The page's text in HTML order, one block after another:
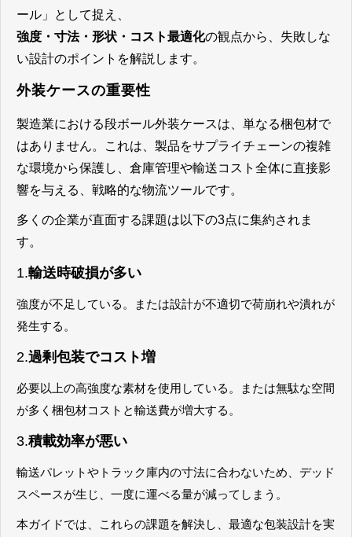
ール」として捉え、
強度・寸法・形状・コスト最適化の観点から、失敗しな
い設計のポイントを解説します。
外装ケースの重要性
製造業における段ボール外装ケースは、単なる梱包材で
はありません。これは、製品をサプライチェーンの複雑
な環境から保護し、倉庫管理や輸送コスト全体に直接影
響を与える、戦略的な物流ツールです。
多くの企業が直面する課題は以下の3点に集約されま
す。
1.輸送時破損が多い
強度が不足している。または設計が不適切で荷崩れや潰れが
発生する。
2.過剰包装でコスト増
必要以上の高強度な素材を使用している。または無駄な空間
が多く梱包材コストと輸送費が増大する。
3.積載効率が悪い
輸送パレットやトラック庫内の寸法に合わないため、デッド
スペースが生じ、一度に運べる量が減ってしまう。
本ガイドでは、これらの課題を解決し、最適な包装設計を実